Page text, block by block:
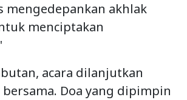
mengedepankan akhlak
menciptakan
acara dilanjutkan
Doa yang dipimpin